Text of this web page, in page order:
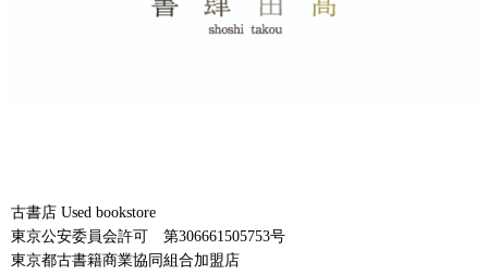
古書店 Used bookstore
東京公安委員会許可 第306661505753号
東京都古書籍商業協同組合加盟店